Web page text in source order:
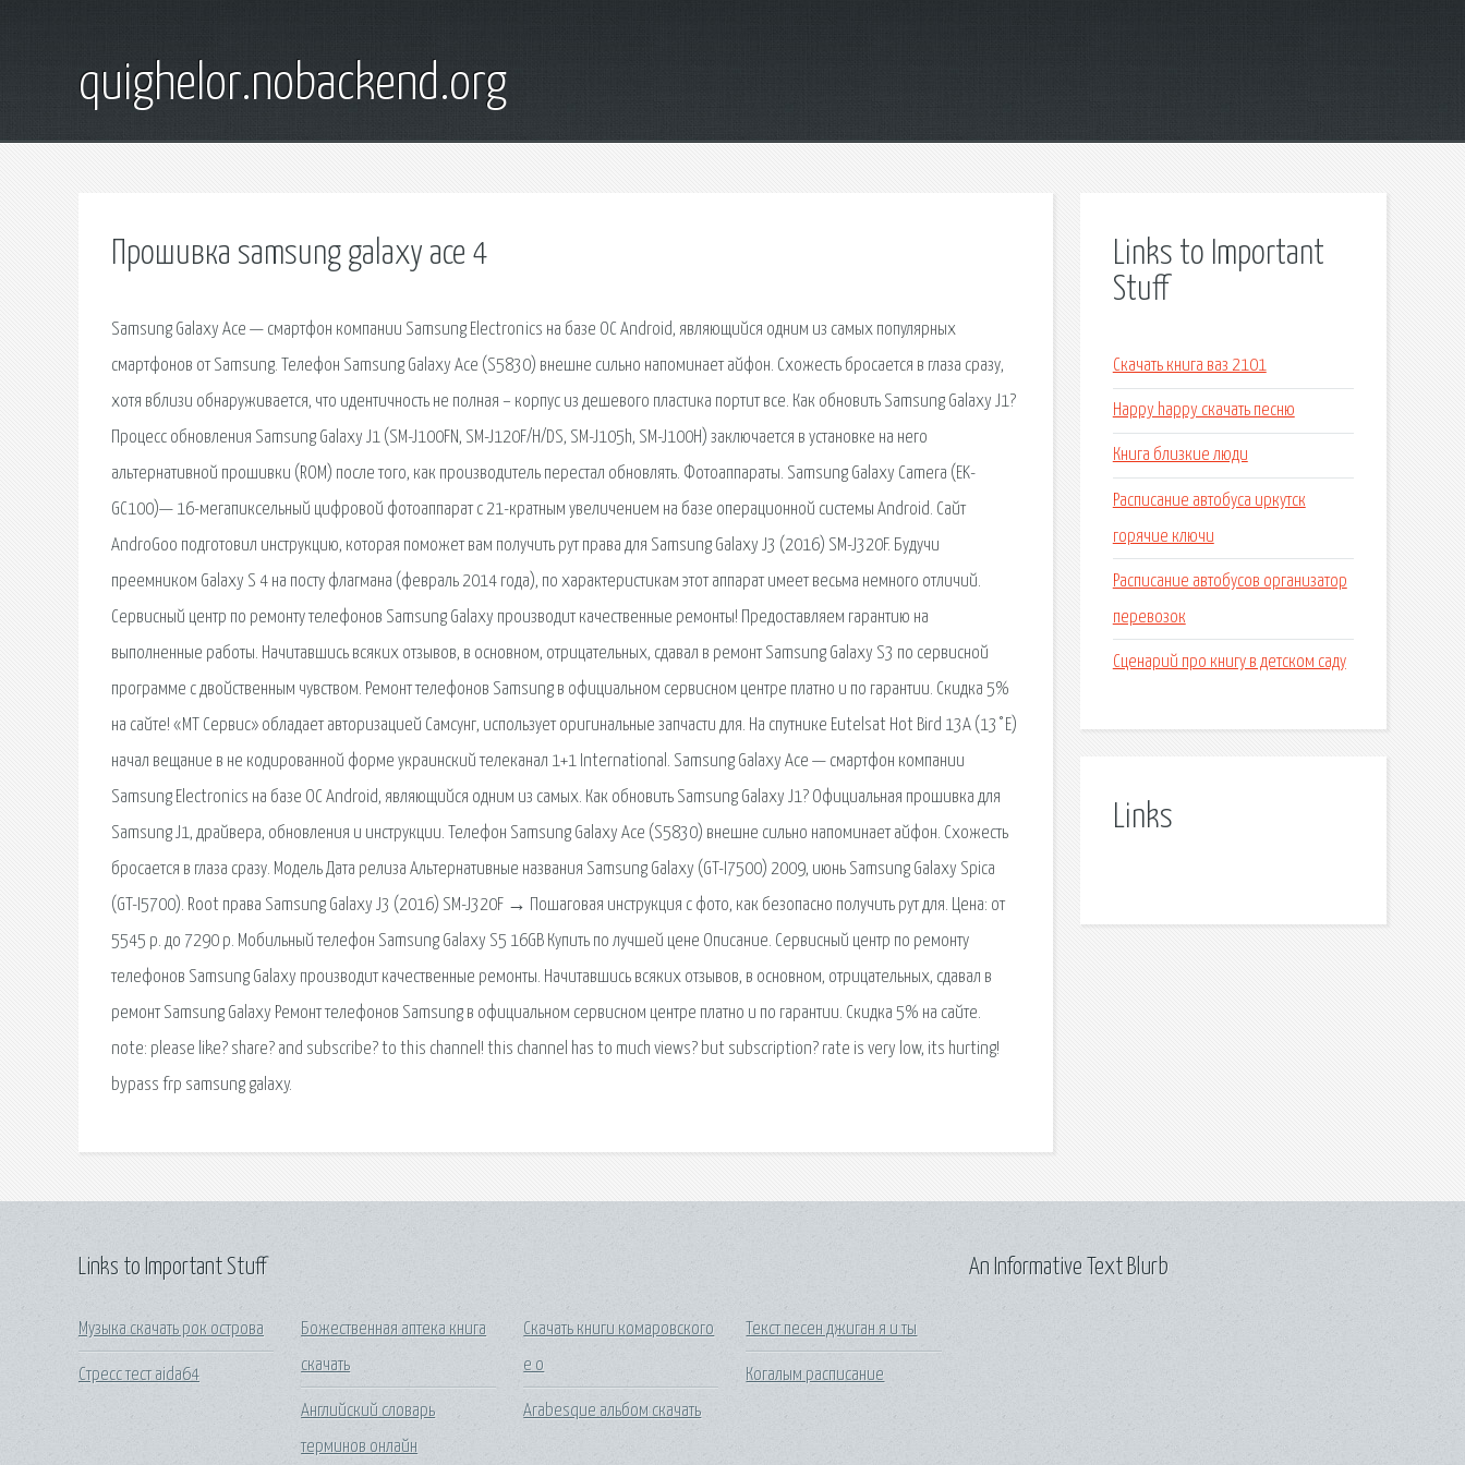
quighelor.nobackend.org
Прошивка samsung galaxy ace 4
Samsung Galaxy Ace — смартфон компании Samsung Electronics на базе ОС Android, являющийся одним из самых популярных
смартфонов от Samsung. Телефон Samsung Galaxy Ace (S5830) внешне сильно напоминает айфон. Схожесть бросается в глаза сразу,
хотя вблизи обнаруживается, что идентичность не полная – корпус из дешевого пластика портит все. Как обновить Samsung Galaxy J1?
Процесс обновления Samsung Galaxy J1 (SM-J100FN, SM-J120F/H/DS, SM-J105h, SM-J100H) заключается в установке на него
альтернативной прошивки (ROM) после того, как производитель перестал обновлять. Фотоаппараты. Samsung Galaxy Camera (EK-
GC100)— 16-мегапиксельный цифровой фотоаппарат с 21-кратным увеличением на базе операционной системы Android. Сайт
AndroGoo подготовил инструкцию, которая поможет вам получить рут права для Samsung Galaxy J3 (2016) SM-J320F. Будучи
преемником Galaxy S 4 на посту флагмана (февраль 2014 года), по характеристикам этот аппарат имеет весьма немного отличий.
Сервисный центр по ремонту телефонов Samsung Galaxy производит качественные ремонты! Предоставляем гарантию на
выполненные работы. Начитавшись всяких отзывов, в основном, отрицательных, сдавал в ремонт Samsung Galaxy S3 по сервисной
программе с двойственным чувством. Ремонт телефонов Samsung в официальном сервисном центре платно и по гарантии. Скидка 5%
на сайте! «МТ Сервис» обладает авторизацией Самсунг, использует оригинальные запчасти для. На спутнике Eutelsat Hot Bird 13A (13°E)
начал вещание в не кодированной форме украинский телеканал 1+1 International. Samsung Galaxy Ace — смартфон компании
Samsung Electronics на базе ОС Android, являющийся одним из самых. Как обновить Samsung Galaxy J1? Официальная прошивка для
Samsung J1, драйвера, обновления и инструкции. Телефон Samsung Galaxy Ace (S5830) внешне сильно напоминает айфон. Схожесть
бросается в глаза сразу. Модель Дата релиза Альтернативные названия Samsung Galaxy (GT-I7500) 2009, июнь Samsung Galaxy Spica
(GT-I5700). Root права Samsung Galaxy J3 (2016) SM-J320F → Пошаговая инструкция с фото, как безопасно получить рут для. Цена: от
5545 р. до 7290 р. Мобильный телефон Samsung Galaxy S5 16GB Купить по лучшей цене Описание. Сервисный центр по ремонту
телефонов Samsung Galaxy производит качественные ремонты. Начитавшись всяких отзывов, в основном, отрицательных, сдавал в
ремонт Samsung Galaxy Ремонт телефонов Samsung в официальном сервисном центре платно и по гарантии. Скидка 5% на сайте.
note: please like? share? and subscribe? to this channel! this channel has to much views? but subscription? rate is very low, its hurting!
bypass frp samsung galaxy.
Links to Important
Stuff
Скачать книга ваз 2101
Happy happy скачать песню
Книга близкие люди
Расписание автобуса иркутск
горячие ключи
Расписание автобусов организатор
перевозок
Сценарий про книгу в детском саду
Links
Links to Important Stuff
Музыка скачать рок острова
Стресс тест aida64
Божественная аптека книга
скачать
Английский словарь
терминов онлайн
Скачать книги комаровского
е о
Arabesque альбом скачать
Текст песен джиган я и ты
Когалым расписание
An Informative Text Blurb